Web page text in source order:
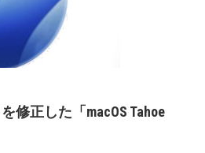
修正した「macOS Tahoe